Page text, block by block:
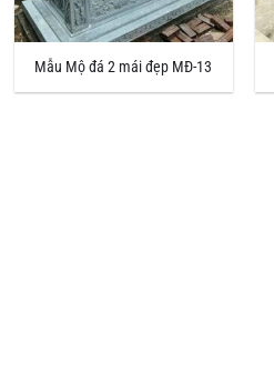
Mẫu Mộ đá 2 mái đẹp MĐ-13